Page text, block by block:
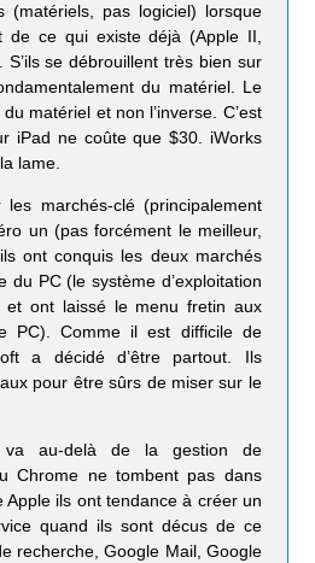
(matériels, pas logiciel) lorsque
de ce qui existe déjà (Apple II,
se débrouillent très bien sur
du matériel. Le
matériel et non l’inverse. C’est
iPad ne coûte que $30. iWorks
lame.
marchés-clé (principalement
un (pas forcément le meilleur,
ont conquis les deux marchés
du PC (le système d’exploitation
et ont laissé le menu fretin aux
PC). Comme il est difficile de
a décidé d’être partout. Ils
pour être sûrs de miser sur le
au-delà de la gestion de
Chrome ne tombent pas dans
ils ont tendance à créer un
quand ils sont décus de ce
recherche, Google Mail, Google